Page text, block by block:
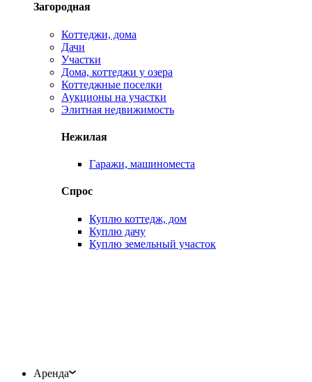
Загородная
Коттеджи, дома
Дачи
Участки
Дома, коттеджи у озера
Коттеджные поселки
Аукционы на участки
Элитная недвижимость
Нежилая
Гаражи, машиноместа
Спрос
Куплю коттедж, дом
Куплю дачу
Куплю земельный участок
Аренда